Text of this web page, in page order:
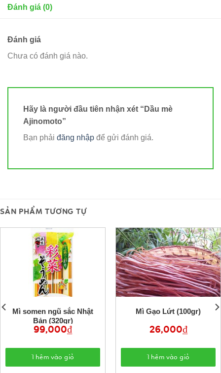
Đánh giá (0)
Đánh giá
Chưa có đánh giá nào.
Hãy là người đầu tiên nhận xét “Dầu mè
Ajinomoto”
Bạn phải đăng nhập để gửi đánh giá.
SẢN PHẨM TƯƠNG TỰ
Mì somen ngũ sắc Nhật
Bản (320gr)
99,000₫
Thêm vào giỏ
Mì Gạo Lứt (100gr)
26,000₫
Thêm vào giỏ